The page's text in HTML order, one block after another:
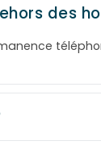
des